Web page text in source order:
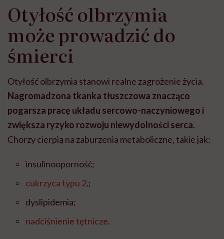
Otyłość olbrzymia
może prowadzić do
śmierci
Otyłość olbrzymia stanowi realne zagrożenie życia.
Nagromadzona tkanka tłuszczowa znacząco
pogarsza pracę układu sercowo-naczyniowego i
zwiększa ryzyko rozwoju niewydolności serca.
Chorzy cierpią na zaburzenia metaboliczne, takie jak:
insulinooporność;
cukrzyca typu 2.;
dyslipidemia;
nadciśnienie tętnicze.